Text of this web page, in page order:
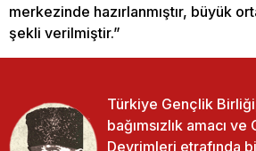
merkezinde hazırlanmıştır, büyük
şekli verilmiştir.”
Türkiye Gençlik
bağımsızlık amacı
Devrimleri etrafında